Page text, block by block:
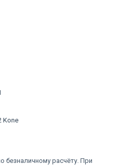
Kone
безналичному расчёту. При